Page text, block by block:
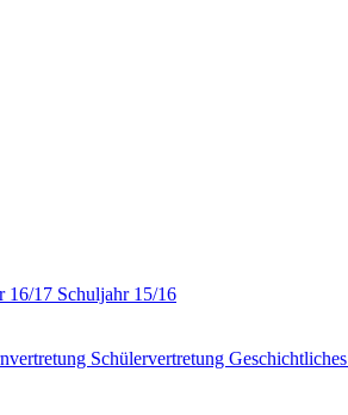
16/17 Schuljahr 15/16
Schülervertretung Geschichtliches